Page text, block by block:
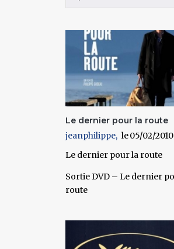
Le dernier pour la route
jeanphilippe
05/02/2010
Le dernier pour la route
Sortie DVD – Le dernier
route
Pages